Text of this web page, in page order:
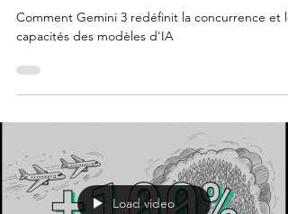
Comment Gemini 3 redéfinit la concurrence et
capacités des modèles d'IA
Load video